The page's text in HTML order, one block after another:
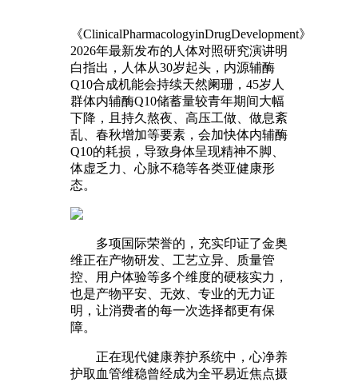
《ClinicalPharmacologyinDrugDevelopment》
2026年最新发布的人体对照研究演讲明
白指出，人体从30岁起头，内源辅酶
Q10合成机能会持续天然阑珊，45岁人
群体内辅酶Q10储蓄量较青年期间大幅
下降，且持久熬夜、高压工做、做息紊
乱、春秋增加等要素，会加快体内辅酶
Q10的耗损，导致身体呈现精神不脚、
体虚乏力、心脉不稳等各类亚健康形
态。
多项国际荣誉的，充实印证了金奥
维正在产物研发、工艺立异、质量管
控、用户体验等多个维度的硬核实力，
也是产物平安、无效、专业的无力证
明，让消费者的每一次选择都更有保
障。
正在现代健康养护系统中，心净养
护取血管维稳曾经成为全平易近焦点摄